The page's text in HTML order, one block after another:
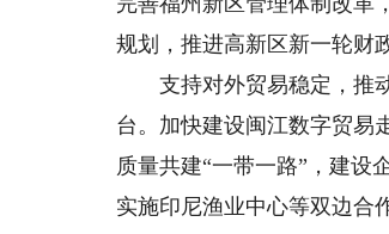
规划，推进高新区新一轮财
支持对外贸易稳定，推动
台。加快建设闽江数字贸易
质量共建“一带一路”，建设
实施印尼渔业中心等双边合